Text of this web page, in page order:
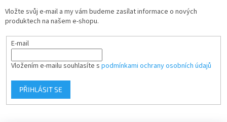
Vložte svůj e-mail a my vám budeme zasílat informace o nových
produktech na našem e-shopu.
E-mail
Vložením e-mailu souhlasíte s podmínkami ochrany osobních údajů
PŘIHLÁSIT SE